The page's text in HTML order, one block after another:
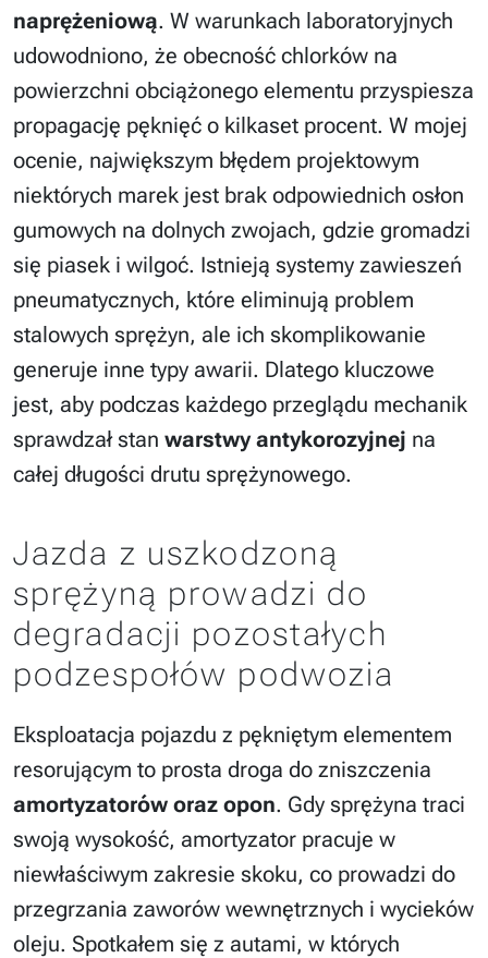
naprężeniową. W warunkach laboratoryjnych
udowodniono, że obecność chlorków na
powierzchni obciążonego elementu przyspiesza
propagację pęknięć o kilkaset procent. W mojej
ocenie, największym błędem projektowym
niektórych marek jest brak odpowiednich osłon
gumowych na dolnych zwojach, gdzie gromadzi
się piasek i wilgoć. Istnieją systemy zawieszeń
pneumatycznych, które eliminują problem
stalowych sprężyn, ale ich skomplikowanie
generuje inne typy awarii. Dlatego kluczowe
jest, aby podczas każdego przeglądu mechanik
sprawdzał stan warstwy antykorozyjnej na
całej długości drutu sprężynowego.
Jazda z uszkodzoną
sprężyną prowadzi do
degradacji pozostałych
podzespołów podwozia
Eksploatacja pojazdu z pękniętym elementem
resorującym to prosta droga do zniszczenia
amortyzatorów oraz opon. Gdy sprężyna traci
swoją wysokość, amortyzator pracuje w
niewłaściwym zakresie skoku, co prowadzi do
przegrzania zaworów wewnętrznych i wycieków
oleju. Spotkałem się z autami, w których